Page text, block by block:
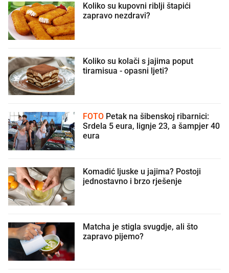
Koliko su kupovni riblji štapići
zapravo nezdravi?
Koliko su kolači s jajima poput
tiramisua - opasni ljeti?
FOTO
Srdela 5 eura, lignje 23, a šampjer 40
eura
Komadić ljuske u jajima? Postoji
jednostavno i brzo rješenje
Matcha je stigla svugdje, ali što
zapravo pijemo?